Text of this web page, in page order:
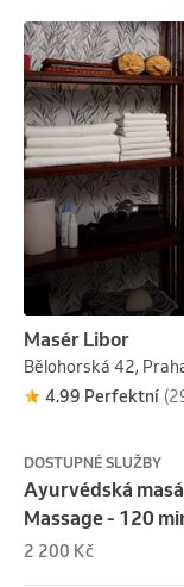
20:00 den
masáž uhradit v
Masér Libor
Bělohorská 42,
4.99 Perfektní
DOSTUPNÉ SLUŽBY
Ayurvédská
Massage - 120
2 200 Kč